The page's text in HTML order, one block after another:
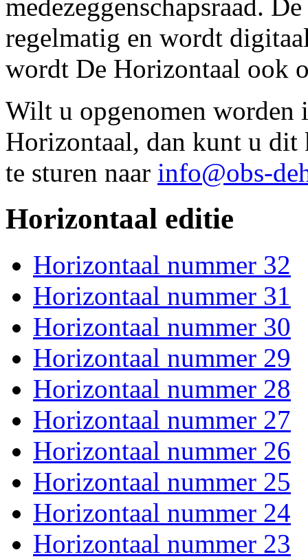
medezeggenschapsraad.
regelmatig en wordt
wordt De Horizontaal ook
Wilt u opgenomen
Horizontaal, dan kunt u dit
te sturen naar info@obs-
Horizontaal editie
Horizontaal nummer 32
Horizontaal nummer 31
Horizontaal nummer 30
Horizontaal nummer 29
Horizontaal nummer 28
Horizontaal nummer 27
Horizontaal nummer 26
Horizontaal nummer 25
Horizontaal nummer 24
Horizontaal nummer 23